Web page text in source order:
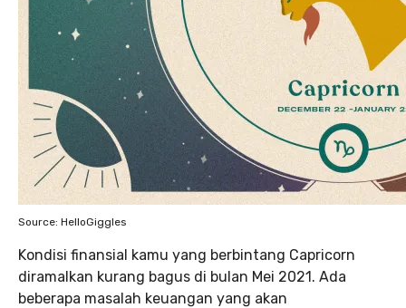
Source: HelloGiggles
Kondisi finansial kamu yang berbintang Capricorn
diramalkan kurang bagus di bulan Mei 2021. Ada
beberapa masalah keuangan yang akan